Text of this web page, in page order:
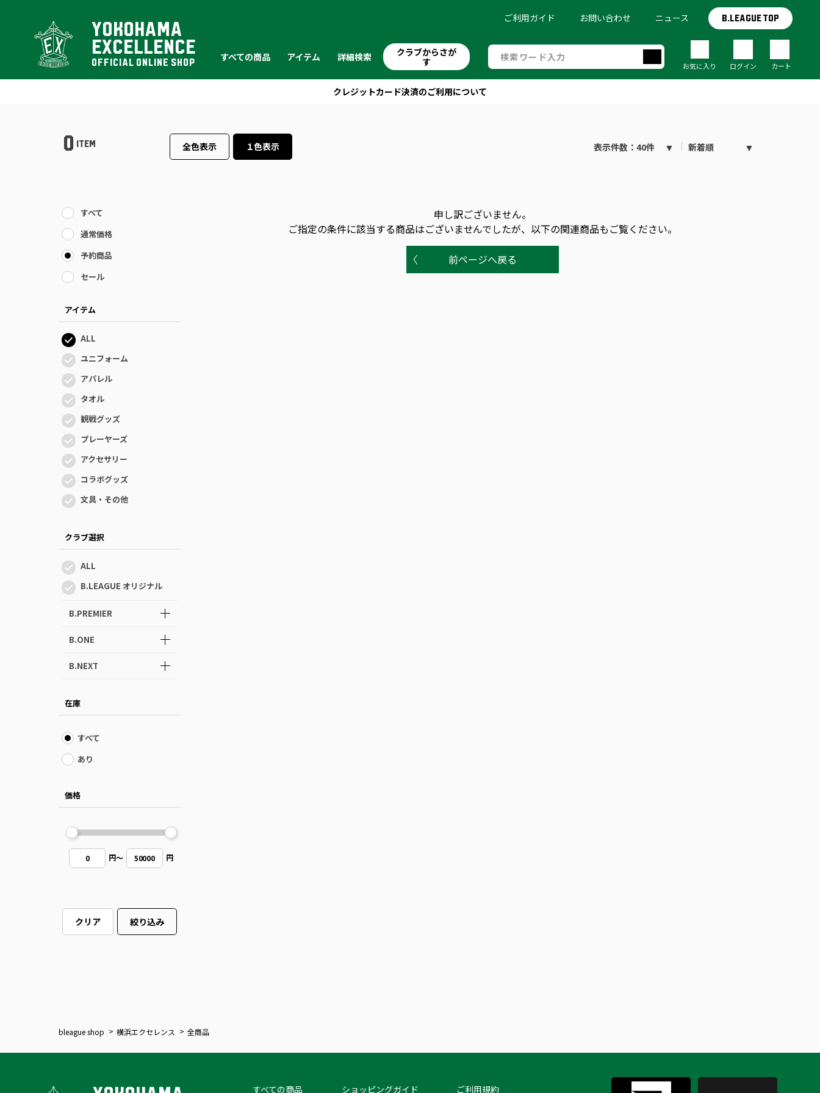
YOKOHAMA
EXCELLENCE
OFFICIAL ONLINE SHOP すべての商品 アイテム 詳細検索
クラブからさが
す
ご利用ガイド お問い合わせ ニュース B.LEAGUE TOP
お気に入り ログイン カート
クレジットカード決済のご利用について
0 ITEM 全色表示 １色表示 表示件数：40件 新着順
すべて
通常価格
予約商品
セール
アイテム
ALL
ユニフォーム
アパレル
タオル
観戦グッズ
プレーヤーズ
アクセサリー
コラボグッズ
文具・その他
クラブ選択
ALL
B.LEAGUE オリジナル
B.PREMIER
B.ONE
B.NEXT
在庫
すべて
あり
価格
0 円～ 50000 円
クリア 絞り込み
申し訳ございません。
ご指定の条件に該当する商品はございませんでしたが、以下の関連商品もご覧ください。
前ページへ戻る
bleague shop 横浜エクセレンス 全商品
すべての商品 ショッピングガイド ご利用規約